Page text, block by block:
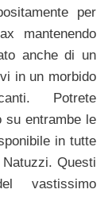
per
mantenendo
anche di un
in un morbido
Potrete
su entrambe le
in tutte
Questi
vastissimo